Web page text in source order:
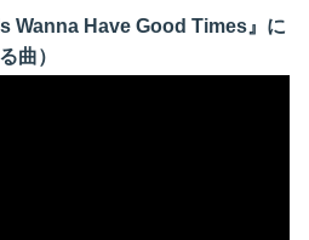
Wanna Have Good Times』に
曲）